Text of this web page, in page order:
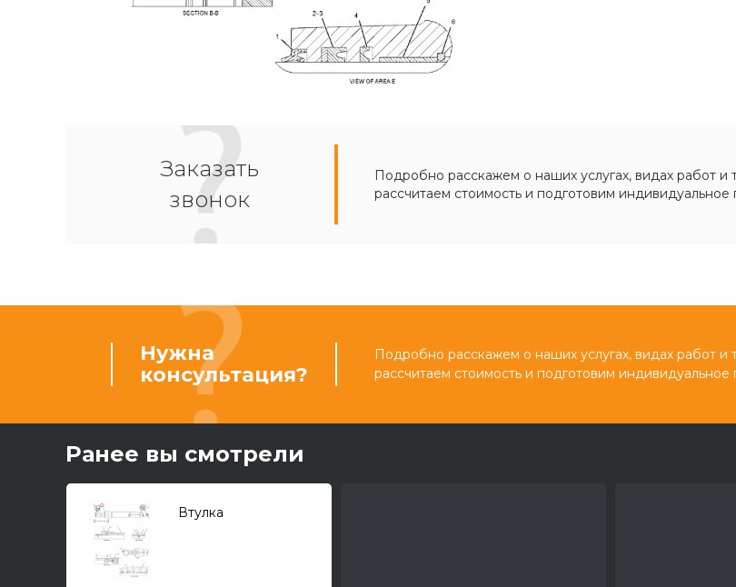
Заказать
звонок
Подробно расскажем о наших услугах, видах работ и
рассчитаем стоимость и подготовим
Нужна
консультация?
Подробно расскажем о наших услугах, видах работ и
рассчитаем стоимость и подготовим
Ранее вы смотрели
Втулка